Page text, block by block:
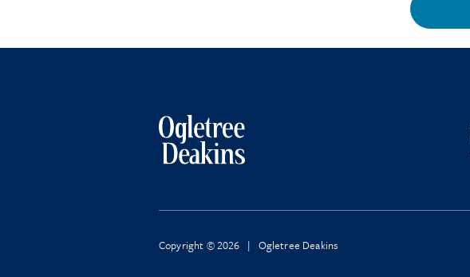
Copyright © 2026 | Ogletree Deakins